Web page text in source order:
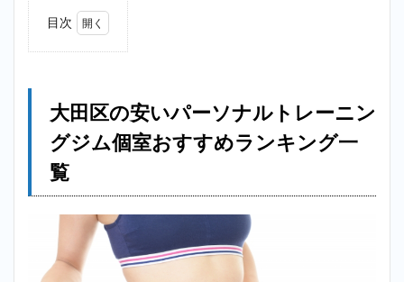
目次
パー
ルト
レー
ニン
グジ
室お
すす
めラ
ンキ
大田区の安いパーソナルトレーニン
グジム個室おすすめランキング一
覧